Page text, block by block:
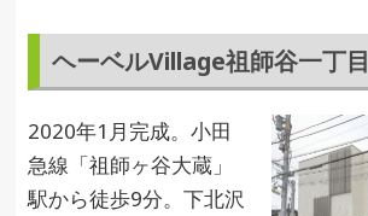
ヘーベルVillage祖師谷一丁目
2020年1月完成。小田
急線「祖師ヶ谷大蔵」
駅から徒歩9分。下北沢